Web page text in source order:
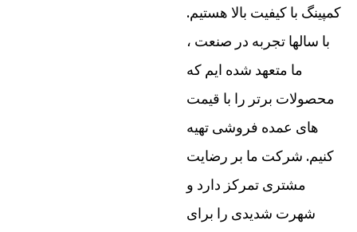
کمپینگ با کیفیت بالا هستیم.
با سالها تجربه در صنعت ،
ما متعهد شده ایم که
محصولات برتر را با قیمت
های عمده فروشی تهیه
کنیم. شرکت ما بر رضایت
مشتری تمرکز دارد و
شهرت شدیدی را برای